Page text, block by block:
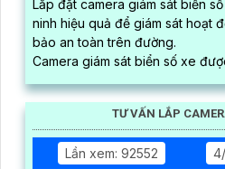
Lắp đặt camera giám sát biển
ninh hiệu quả để giám sát hoạt
bảo an toàn trên đường.
Camera giám sát biển số xe
TƯ VẤN LẮP
Lần xem: 92552